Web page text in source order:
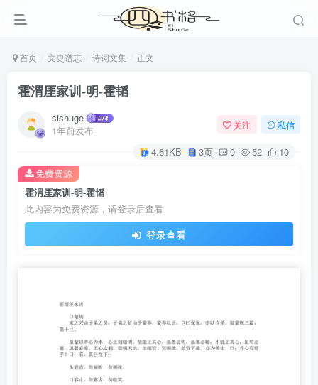
首页 文史谱志 诗词文集 正文
霍渭厓家训-明-霍韬
sishuge
1年前发布
关注 私信
4.61KB 3页 0 52 10
霍渭厓家训-明-霍韬
此内容为免费资源，请登录后查看
登录查看
免费资源